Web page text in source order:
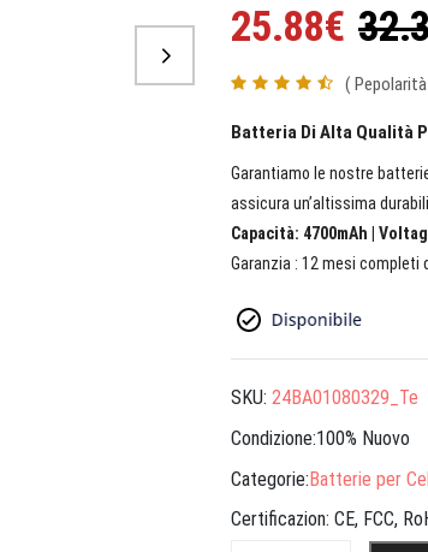
25.88€
(
Batteria Di Alta Qualità
Garantiamo le nostre
assicura un’altissima
Capacità: 4700mAh |
Garanzia : 12 mesi completi
SKU: 24BA01080329_Te
Condizione:100% Nuovo
Categorie:Batterie per
Certificazion: CE, FCC,